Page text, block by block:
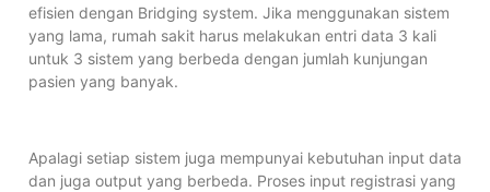
efisien dengan Bridging system. Jika menggunakan sistem
yang lama, rumah sakit harus melakukan entri data 3 kali
untuk 3 sistem yang berbeda dengan jumlah kunjungan
pasien yang banyak.
Apalagi setiap sistem juga mempunyai kebutuhan input data
dan juga output yang berbeda. Proses input registrasi yang